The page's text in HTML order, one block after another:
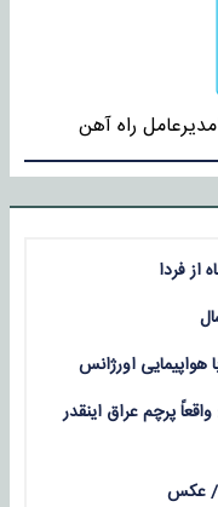
مدیرعامل راه آهن
فردا
هواپیمایی اورژانس
پرچم عراق اینقدر
عکس